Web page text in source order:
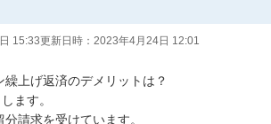
15:33更新日時： 2023年4月24日 12:01
上げ返済のデメリットは？
ます。
請求を受けています。